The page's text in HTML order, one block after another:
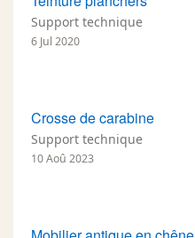
Support technique
6 Jul 2020
Crosse de carabine
Support technique
10 Aoû 2023